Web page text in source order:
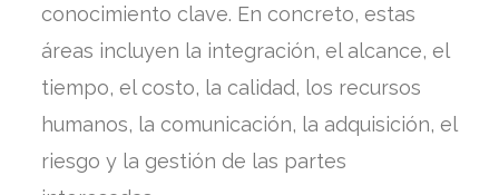
conocimiento clave. En concreto, estas
áreas incluyen la integración, el alcance, el
tiempo, el costo, la calidad, los recursos
humanos, la comunicación, la adquisición, el
riesgo y la gestión de las partes